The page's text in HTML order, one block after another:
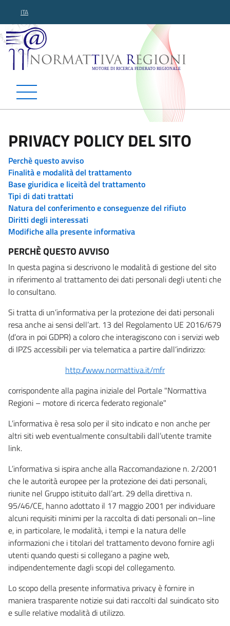
ITA
Normattiva Regioni -
PRIVACY POLICY DEL SITO
Perchè questo avviso
Finalità e modalità del trattamento
Base giuridica e liceità del trattamento
Tipi di dati trattati
Natura del conferimento e conseguenze del rifiuto
Diritti degli interessati
Modifiche alla presente informativa
PERCHÈ QUESTO AVVISO
In questa pagina si descrivono le modalità di gestione del sito
in riferimento al trattamento dei dati personali degli utenti che
lo consultano.
Si tratta di un’informativa per la protezione dei dati personali
resa anche ai sensi dell’art. 13 del Regolamento UE 2016/679
(d’ora in poi GDPR) a coloro che interagiscono con i servizi web
di IPZS accessibili per via telematica a partire dall’indirizzo:
http://www.normattiva.it/mfr
corrispondente alla pagina iniziale del Portale "Normattiva
Regioni – motore di ricerca federato regionale"
L’informativa è resa solo per il sito indicato e non anche per
altri siti web eventualmente consultabili dall’utente tramite
link.
L’informativa si ispira anche alla Raccomandazione n. 2/2001
che le autorità europee per la protezione dei dati personali,
riunite nel Gruppo istituito dall’art. 29 della direttiva n.
95/46/CE, hanno adottato il 17 maggio 2001 per individuare
alcuni requisiti minimi per la raccolta di dati personali on–line
e, in particolare, le modalità, i tempi e la natura delle
informazioni che i titolari del trattamento devono fornire agli
utenti quando questi si collegano a pagine web,
indipendentemente dagli scopi del collegamento.
Lo scopo della presente informativa privacy è fornire in
maniera trasparente notizie sui dati raccolti dal suindicato sito
e sulle relative modalità di utilizzo.